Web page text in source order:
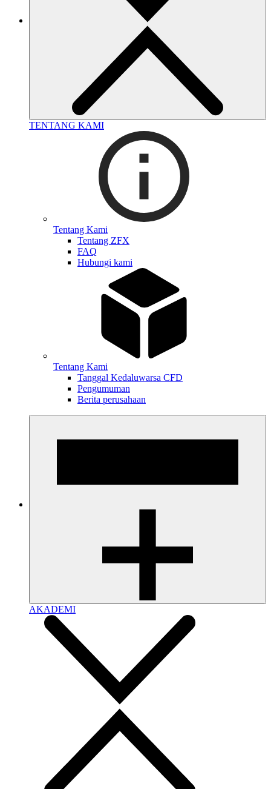
TENTANG KAMI
Tentang Kami
Tentang ZFX
FAQ
Hubungi kami
Tentang Kami
Tanggal Kedaluwarsa CFD
Pengumuman
Berita perusahaan
AKADEMI